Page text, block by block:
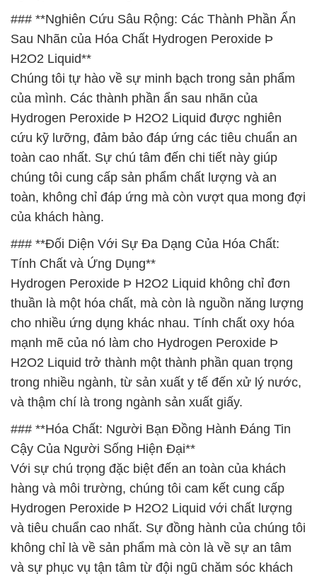
### **Nghiên Cứu Sâu Rộng: Các Thành Phần Ẩn
Sau Nhãn của Hóa Chất Hydrogen Peroxide Þ
H2O2 Liquid**
Chúng tôi tự hào về sự minh bạch trong sản phẩm
của mình. Các thành phần ẩn sau nhãn của
Hydrogen Peroxide Þ H2O2 Liquid được nghiên
cứu kỹ lưỡng, đảm bảo đáp ứng các tiêu chuẩn an
toàn cao nhất. Sự chú tâm đến chi tiết này giúp
chúng tôi cung cấp sản phẩm chất lượng và an
toàn, không chỉ đáp ứng mà còn vượt qua mong đợi
của khách hàng.
### **Đối Diện Với Sự Đa Dạng Của Hóa Chất:
Tính Chất và Ứng Dụng**
Hydrogen Peroxide Þ H2O2 Liquid không chỉ đơn
thuần là một hóa chất, mà còn là nguồn năng lượng
cho nhiều ứng dụng khác nhau. Tính chất oxy hóa
mạnh mẽ của nó làm cho Hydrogen Peroxide Þ
H2O2 Liquid trở thành một thành phần quan trọng
trong nhiều ngành, từ sản xuất y tế đến xử lý nước,
và thậm chí là trong ngành sản xuất giấy.
### **Hóa Chất: Người Bạn Đồng Hành Đáng Tin
Cậy Của Người Sống Hiện Đại**
Với sự chú trọng đặc biệt đến an toàn của khách
hàng và môi trường, chúng tôi cam kết cung cấp
Hydrogen Peroxide Þ H2O2 Liquid với chất lượng
và tiêu chuẩn cao nhất. Sự đồng hành của chúng tôi
không chỉ là về sản phẩm mà còn là về sự an tâm
và sự phục vụ tận tâm từ đội ngũ chăm sóc khách